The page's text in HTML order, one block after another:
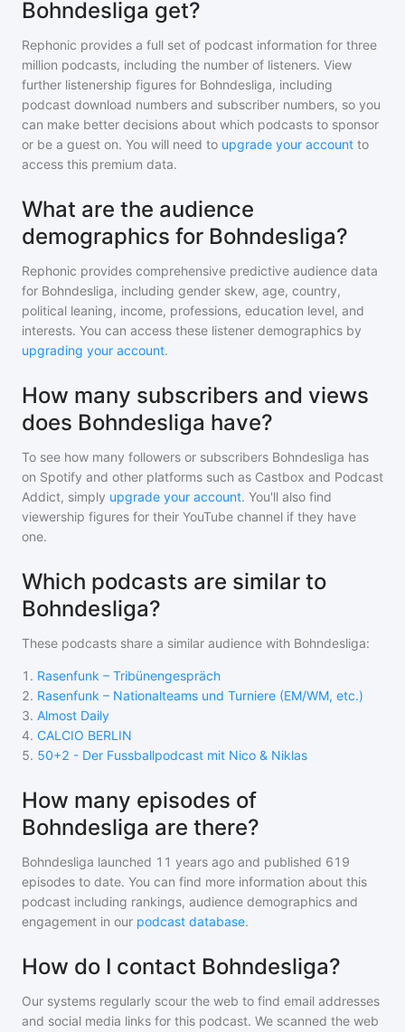
Bohndesliga get?
Rephonic provides a full set of podcast information for three
million podcasts, including the number of listeners. View
further listenership figures for Bohndesliga, including
podcast download numbers and subscriber numbers, so you
can make better decisions about which podcasts to sponsor
or be a guest on. You will need to upgrade your account to
access this premium data.
What are the audience
demographics for Bohndesliga?
Rephonic provides comprehensive predictive audience data
for Bohndesliga, including gender skew, age, country,
political leaning, income, professions, education level, and
interests. You can access these listener demographics by
upgrading your account.
How many subscribers and views
does Bohndesliga have?
To see how many followers or subscribers Bohndesliga has
on Spotify and other platforms such as Castbox and Podcast
Addict, simply upgrade your account. You'll also find
viewership figures for their YouTube channel if they have
one.
Which podcasts are similar to
Bohndesliga?
These podcasts share a similar audience with Bohndesliga:
1 . Rasenfunk – Tribünengespräch
2. Rasenfunk – Nationalteams und Turniere (EM/WM, etc.)
3. Almost Daily
4. CALCIO BERLIN
5. 50+2 - Der Fussballpodcast mit Nico & Niklas
How many episodes of
Bohndesliga are there?
Bohndesliga launched 11 years ago and published 619
episodes to date. You can find more information about this
podcast including rankings, audience demographics and
engagement in our podcast database.
How do I contact Bohndesliga?
Our systems regularly scour the web to find email addresses
and social media links for this podcast. We scanned the web